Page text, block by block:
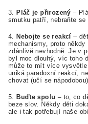
3. Pláč je přirozený –
smutku patří, nebraňte se
4. Nebojte se reakcí –
mechanismy, proto
zdánlivě nevhodně. Je v
byl moc dlouhý, víc toho
může to mít více
uniká paradoxní reakcí,
chovat (učí se
5. Buďte spolu – to, co
beze slov. Někdy děti
ale i tak potřebují naše